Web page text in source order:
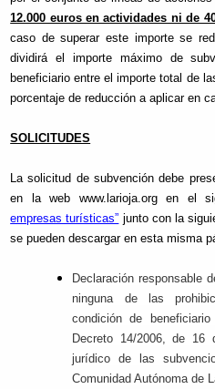
12.000 euros en actividades ni de
caso de superar este importe se
dividirá el importe máximo de
beneficiario entre el importe total de
porcentaje de reducción a aplicar en
SOLICITUDES
La solicitud de subvención debe
en la web www.larioja.org en el
empresas turísticas” junto con la
se pueden descargar en esta misma
Declaración responsable
ninguna de las
condición de
Decreto 14/2006, de 16
jurídico de las
Comunidad Autónoma de